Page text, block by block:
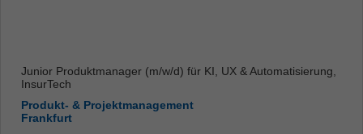
Junior Produktmanager (m/w/d) für KI, UX & Automatisierung,
InsurTech
Produkt- & Projektmanagement
Frankfurt